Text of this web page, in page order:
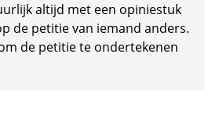
altijd met een opiniestuk
de petitie van iemand anders.
de petitie te ondertekenen